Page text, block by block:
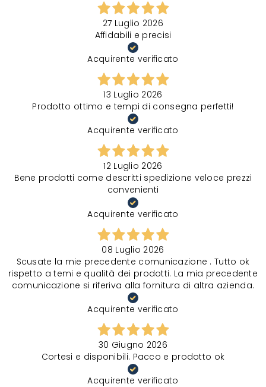
27 Luglio 2026
Affidabili e precisi
Acquirente verificato
13 Luglio 2026
Prodotto ottimo e tempi di consegna perfetti!
Acquirente verificato
12 Luglio 2026
Bene prodotti come descritti spedizione veloce prezzi
convenienti
Acquirente verificato
08 Luglio 2026
Scusate la mie precedente comunicazione . Tutto ok
rispetto a temi e qualità dei prodotti. La mia precedente
comunicazione si riferiva alla fornitura di altra azienda.
Acquirente verificato
30 Giugno 2026
Cortesi e disponibili. Pacco e prodotto ok
Acquirente verificato